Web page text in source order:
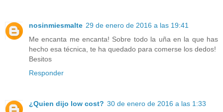
nosinmiesmalte 29 de enero de 2016 a las 19:41
Me encanta me encanta! Sobre todo la uña en la que has
hecho esa técnica, te ha quedado para comerse los dedos!
Besitos
Responder
¿Quien dijo low cost? 30 de enero de 2016 a las 1:33